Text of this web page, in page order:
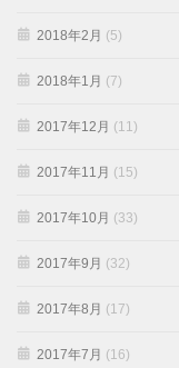
2018年2月 (5)
2018年1月 (7)
2017年12月 (11)
2017年11月 (15)
2017年10月 (33)
2017年9月 (32)
2017年8月 (17)
2017年7月 (16)